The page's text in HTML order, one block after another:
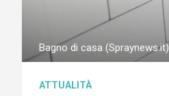
Bagno di casa (Spraynews.it)
ATTUALITÀ